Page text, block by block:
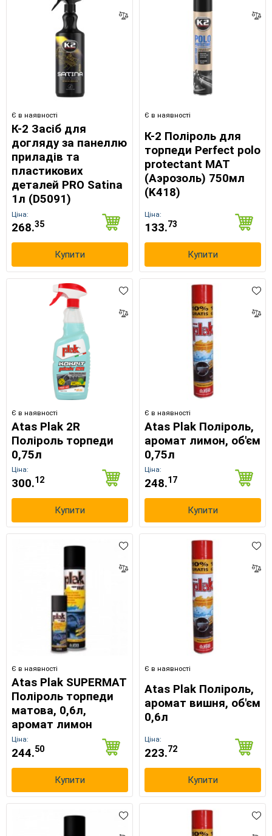
Є в наявності
К-2 Засіб для
догляду за панеллю
приладів та
пластикових
деталей PRO Satina
1л (D5091)
Ціна:
268.35
Купити
Є в наявності
К-2 Поліроль для
торпеди Perfect polo
protectant МАТ
(Аэрозоль) 750мл
(K418)
Ціна:
133.73
Купити
Є в наявності
Atas Plak 2R
Поліроль торпеди
0,75л
Ціна:
300.12
Купити
Є в наявності
Atas Plak Поліроль,
аромат лимон, об'єм
0,75л
Ціна:
248.17
Купити
Є в наявності
Atas Plak SUPERMAT
Поліроль торпеди
матова, 0,6л,
аромат лимон
Ціна:
244.50
Купити
Є в наявності
Atas Plak Поліроль,
аромат вишня, об'єм
0,6л
Ціна:
223.72
Купити